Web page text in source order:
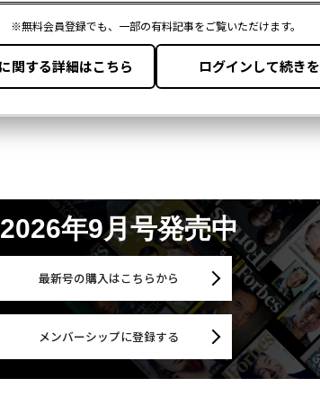
2026年9月号発売中
最新号の購入はこちらから
メンバーシップに登録する